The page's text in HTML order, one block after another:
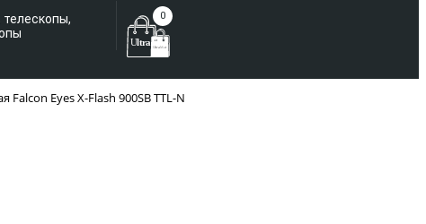
телескопы,
0
Eyes X-Flash 900SB TTL-N